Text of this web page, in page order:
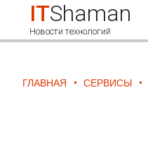
ITShaman
Новости технологий
ГЛАВНАЯ СЕРВИСЫ